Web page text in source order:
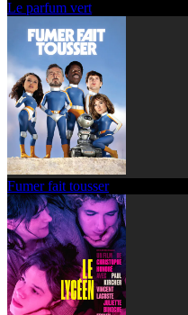
Le parfum vert
Fumer fait tousser